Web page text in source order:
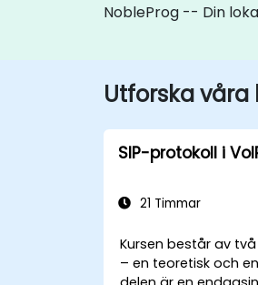
NobleProg -- Din
Utforska våra
SIP-protokoll i
21 Timmar
Kursen består av
– en teoretisk och